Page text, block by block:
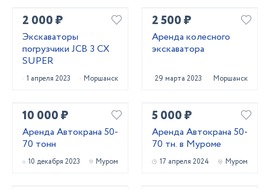
2 000 ₽
Экскаваторы
погрузчики JCB 3 CX
SUPER
1 апреля 2023 Моршанск
2 500 ₽
Аренда колесного
экскаватора
29 марта 2023 Моршанск
10 000 ₽
Аренда Автокрана 50-
70 тонн
10 декабря 2023 Муром
5 000 ₽
Аренда Автокрана 50-
70 тн. в Муроме
17 апреля 2024 Муром